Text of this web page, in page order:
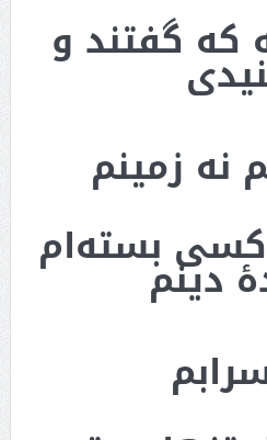
که گفتند و
نه زمینم
کسی بسته‌ام
دینم